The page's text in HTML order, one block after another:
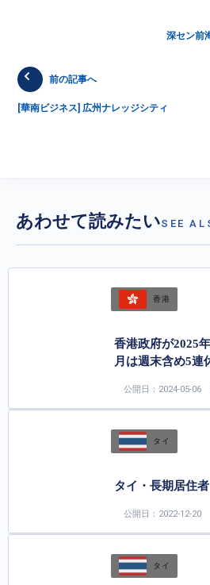
深セン前
前の記事へ
[華南ビジネス] 広州ナレッジシティ
あわせて読みたいSEE
香港
香港政府が2025
月は週末含め5連
公開日：2024-05-06
タイ
タイ・長期居住
公開日：2022-12-20
タイ